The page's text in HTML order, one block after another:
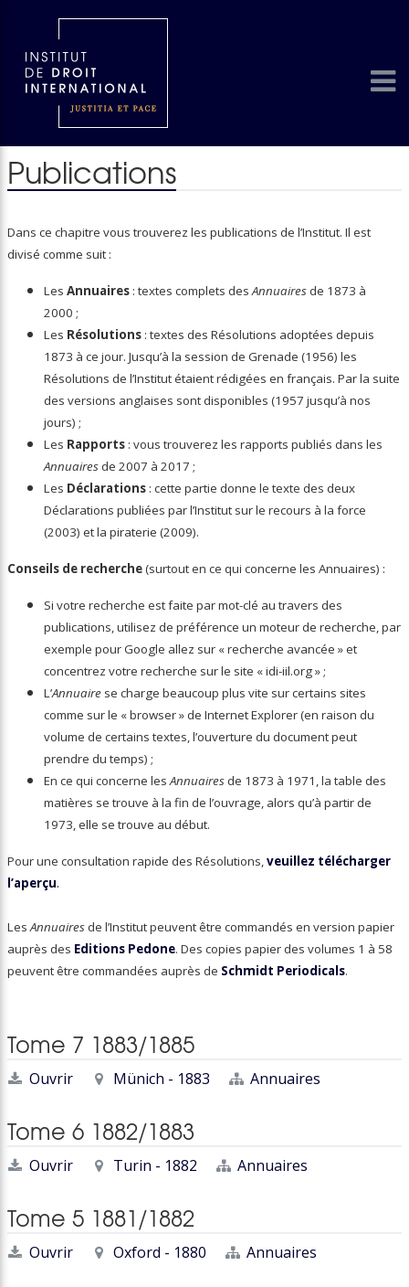
Publications
Dans ce chapitre vous trouverez les publications de l’Institut. Il est
divisé comme suit :
Les Annuaires : textes complets desAnnuairesde 1873 à
2000 ;
Les Résolutions : textes des Résolutions adoptées depuis
1873 à ce jour. Jusqu’à la session de Grenade (1956) les
Résolutions de l’Institut étaient rédigées en français. Par la suite
des versions anglaises sont disponibles (1957 jusqu’à nos
jours) ;
Les Rapports : vous trouverez les rapports publiés dans les
Annuairesde 2007 à 2017 ;
Les Déclarations : cette partie donne le texte des deux
Déclarations publiées par l’Institut sur le recours à la force
(2003) et la piraterie (2009).
Conseils de recherche(surtout en ce qui concerne les Annuaires) :
Si votre recherche est faite par mot-clé au travers des
publications, utilisez de préférence un moteur de recherche, par
exemple pour Google allez sur « recherche avancée » et
concentrez votre recherche sur le site « idi-iil.org » ;
L’Annuaire se charge beaucoup plus vite sur certains sites
comme sur le « browser » de Internet Explorer (en raison du
volume de certains textes, l’ouverture du document peut
prendre du temps) ;
En ce qui concerne lesAnnuairesde 1873 à 1971, la table des
matières se trouve à la fin de l’ouvrage, alors qu’à partir de
1973, elle se trouve au début.
Pour une consultation rapide des Résolutions,veuillez télécharger
l’aperçu.
LesAnnuairesde l’Institut peuvent être commandés en version papier
auprès des Editions Pedone. Des copies papier des volumes 1 à 58
peuvent être commandées auprès de Schmidt Periodicals.
Tome 7 1883/1885
Ouvrir Münich - 1883 Annuaires
Tome 6 1882/1883
Ouvrir Turin - 1882 Annuaires
Tome 5 1881/1882
Ouvrir Oxford - 1880 Annuaires